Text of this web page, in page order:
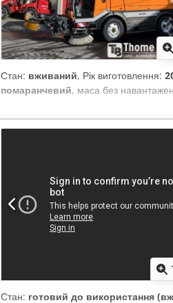
Стан: вживаний, Рік виготовлення:
помаранчевий, маса без
Стан: готовий до використання